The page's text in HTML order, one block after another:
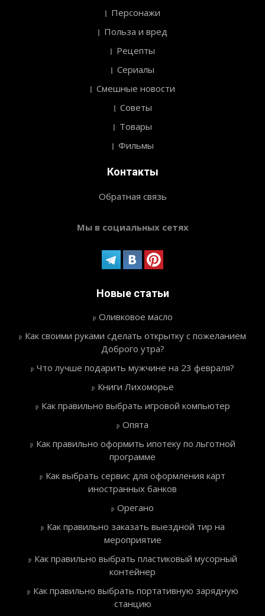
Персонажи
Польза и вред
Рецепты
Сериалы
Смешные новости
Советы
Товары
Фильмы
Контакты
Обратная связь
Мы в социальных сетях
Новые статьи
Оливковое масло
Как своими руками сделать открытку с пожеланием
Доброго утра?
Что лучше подарить мужчине на 23 февраля?
Книги Лихоморье
Как правильно выбрать игровой компьютер
Опята
Как правильно оформить ипотеку по льготной
программе
Как выбрать сервис для оформления карт
иностранных банков
Орегано
Как правильно заказать выездной тир на
мероприятие
Как правильно выбрать пластиковый мусорный
контейнер
Как правильно выбрать портативную зарядную
станцию